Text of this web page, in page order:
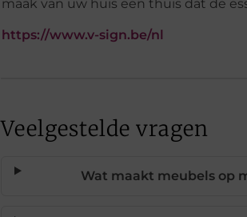
maak van uw huis een thuis dat de
https://www.v-sign.be/nl
Veelgestelde vragen
Wat maakt meubels op